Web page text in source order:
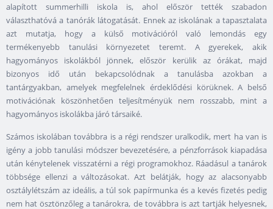
alapított summerhilli iskola is, ahol először tették szabadon
választhatóvá a tanórák látogatását. Ennek az iskolának a tapasztalata
azt mutatja, hogy a külső motivációról való lemondás egy
termékenyebb tanulási környezetet teremt. A gyerekek, akik
hagyományos iskolákból jönnek, először kerülik az órákat, majd
bizonyos idő után bekapcsolódnak a tanulásba azokban a
tantárgyakban, amelyek megfelelnek érdeklődési körüknek. A belső
motivációnak köszönhetően teljesítményük nem rosszabb, mint a
hagyományos iskolákba járó társaiké.
Számos iskolában továbbra is a régi rendszer uralkodik, mert ha van is
igény a jobb tanulási módszer bevezetésére, a pénzforrások kiapadása
után kénytelenek visszatérni a régi programokhoz. Ráadásul a tanárok
többsége ellenzi a változásokat. Azt belátják, hogy az alacsonyabb
osztálylétszám az ideális, a túl sok papírmunka és a kevés fizetés pedig
nem hat ösztönzőleg a tanárokra, de továbbra is azt tartják helyesnek,